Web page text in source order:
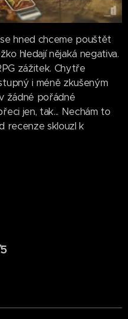
hned chceme pouštět
hledají nějaká negativa.
zážitek. Chytře
i méně zkušeným
žádné pořádné
jen, tak... Nechám to
recenze sklouzl k